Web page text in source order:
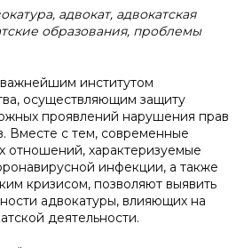
адвокат, адвокатская
образования, проблемы
институтом
осуществляющим защиту
проявлений нарушения прав
Вместе с тем, современные
отношений, характеризуемые
инфекции, а также
кризисом, позволяют выявить
адвокатуры, влияющих на
деятельности.